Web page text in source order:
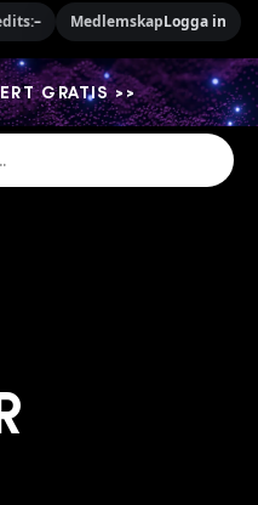
GRATIS >>
– MedlemskapLogga in